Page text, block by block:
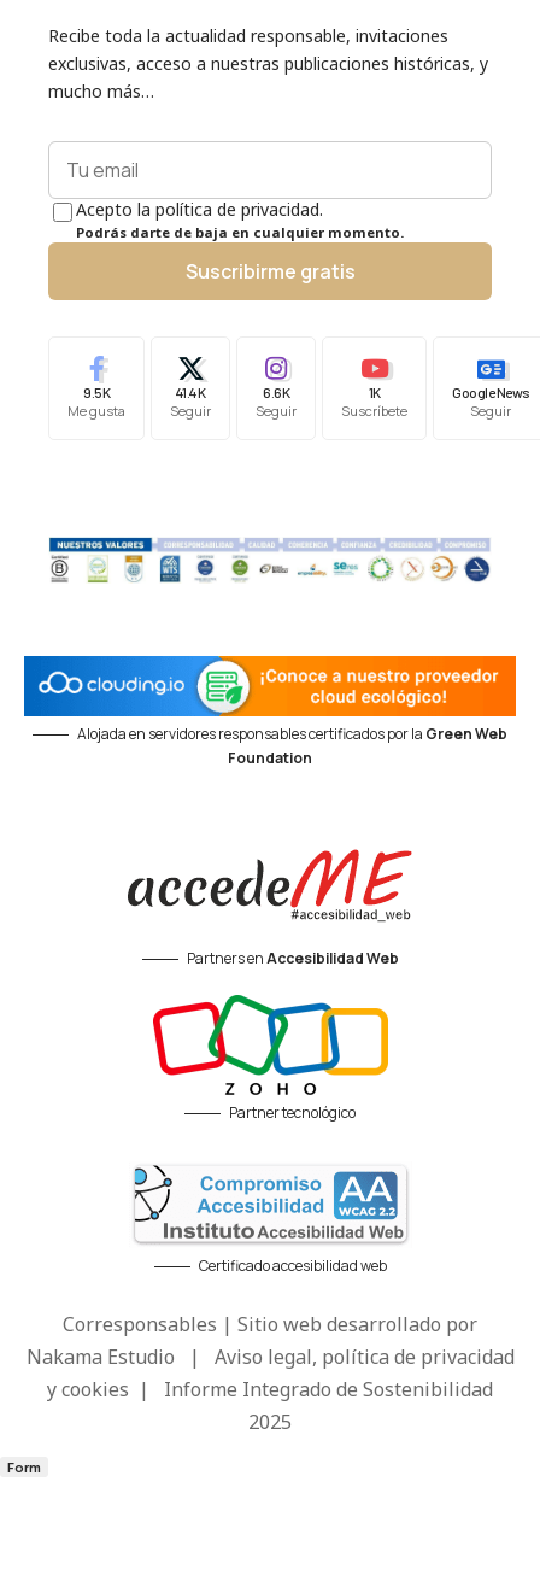
Recibe toda la actualidad responsable, invitaciones
exclusivas, acceso a nuestras publicaciones históricas, y
mucho más…
Acepto la política de privacidad.
Podrás darte de baja en cualquier momento.
Suscribirme gratis
9.5K
Me gusta
41.4K
Seguir
6.6K
Seguir
1K
Suscríbete
Google News
Seguir
Alojada en servidores responsables certificados por la Green Web
Foundation
Partners enAccesibilidad Web
Partner tecnológico
Certificado accesibilidad web
Corresponsables | Sitio web desarrollado por
Nakama Estudio | Aviso legal, política de privacidad
y cookies | Informe Integrado de Sostenibilidad
2025
Form